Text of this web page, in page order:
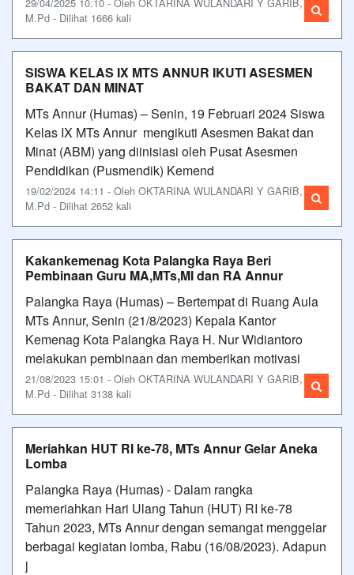
M.Pd - Dilihat 1666 kali
SISWA KELAS IX MTS ANNUR IKUTI ASESMEN
BAKAT DAN MINAT
MTs Annur (Humas) – Senin, 19 Februari 2024 Siswa
Kelas IX MTs Annur mengikuti Asesmen Bakat dan
Minat (ABM) yang diinisiasi oleh Pusat Asesmen
Pendidikan (Pusmendik) Kemend
19/02/2024 14:11 - Oleh OKTARINA WULANDARI Y GARIB,
M.Pd - Dilihat 2652 kali
Kakankemenag Kota Palangka Raya Beri
Pembinaan Guru MA,MTs,MI dan RA Annur
Palangka Raya (Humas) – Bertempat di Ruang Aula
MTs Annur, Senin (21/8/2023) Kepala Kantor
Kemenag Kota Palangka Raya H. Nur Widiantoro
melakukan pembinaan dan memberikan motivasi
21/08/2023 15:01 - Oleh OKTARINA WULANDARI Y GARIB,
M.Pd - Dilihat 3138 kali
Meriahkan HUT RI ke-78, MTs Annur Gelar Aneka
Lomba
Palangka Raya (Humas) - Dalam rangka
memeriahkan Hari Ulang Tahun (HUT) RI ke-78
Tahun 2023, MTs Annur dengan semangat menggelar
berbagai kegiatan lomba, Rabu (16/08/2023). Adapun
j